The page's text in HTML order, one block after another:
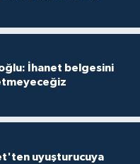
İhanet belgesini
uyuşturucuya